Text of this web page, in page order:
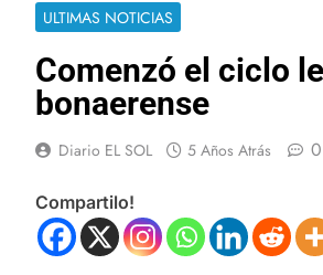
ULTIMAS NOTICIAS
Comenzó el ciclo
bonaerense
Diario EL SOL 5 Años Atrás 0
Compartilo!